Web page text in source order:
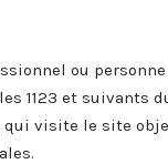
ou
1123 et suivants
qui visite le site